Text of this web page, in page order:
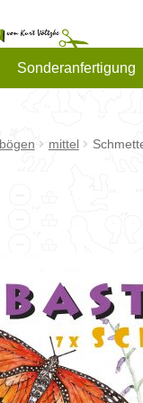
Sonderanfertigung
mittel